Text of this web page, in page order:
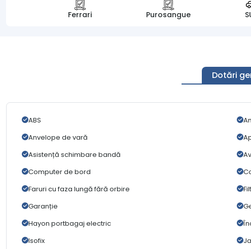
Ferrari Purosangue
Dotări
ABS
Anvelope de vară
Asistență schimbare bandă
Computer de bord
Faruri cu faza lungă fără orbire
Garanție
Hayon portbagaj electric
Isofix